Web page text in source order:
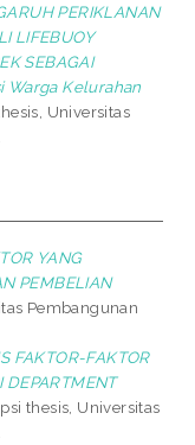
PERIKLANAN
LIFEBUOY
SEBAGAI
Warga Kelurahan
Universitas
YANG
PEMBELIAN
Pembangunan
FAKTOR-FAKTOR
DEPARTMENT
thesis, Universitas